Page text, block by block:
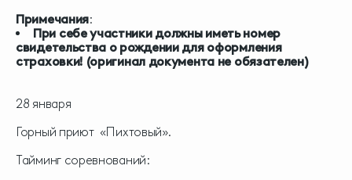
Примечания:
При себе участники должны иметь номер
свидетельства о рождении для оформления
страховки! (оригинал документа не обязателен)
28 января
Горный приют «Пихтовый».
Тайминг соревнований: